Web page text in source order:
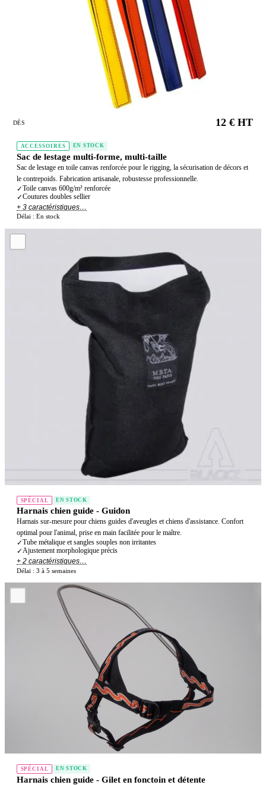
DÈS 12 € HT
ACCESSOIRES EN STOCK
Sac de lestage multi-forme, multi-taille
Sac de lestage en toile canvas renforcée pour le rigging, la sécurisation de décors et
le contrepoids. Fabrication artisanale, robustesse professionnelle.
✓Toile canvas 600g/m² renforcée
✓Coutures doubles sellier
+ 3 caractéristiques…
Délai : En stock
SPÉCIAL EN STOCK
Harnais chien guide - Guidon
Harnais sur-mesure pour chiens guides d'aveugles et chiens d'assistance. Confort
optimal pour l'animal, prise en main facilitée pour le maître.
✓Tube métalique et sangles souples non irritantes
✓ Ajustement morphologique précis
+ 2 caractéristiques…
Délai : 3 à 5 semaines
SPÉCIAL EN STOCK
Harnais chien guide - Gilet en fonctoin et détente